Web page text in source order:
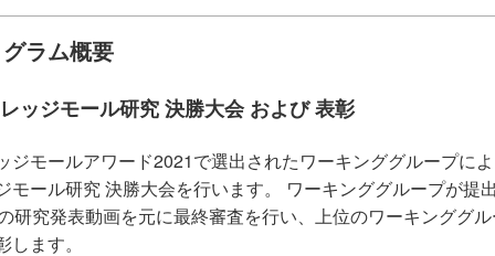
ラム概要
ッジモール研究 決勝大会 および 表彰
ジモールアワード2021で選出されたワーキンググループに
モール研究 決勝大会を行います。 ワーキンググループが提
研究発表動画を元に最終審査を行い、上位のワーキンググ
します。